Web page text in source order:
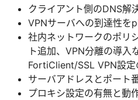
クライアント側のDNS解
VPNサーバへの到達性
社内ネットワークのポリ
ト追加、VPN分離の導入
FortiClient/SSL VPN設定
サーバアドレスとポート
プロキシ設定の有無と動